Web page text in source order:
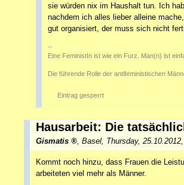
sie würden nix im Haushalt tun. Ich
nachdem ich alles lieber alleine
gut organisiert, der muss sich nicht
--
Eine FeministIn ist wie ein Furz. Man(n) ist
Die führende Rolle der antifeministischen
Eintrag gesperrt
Hausarbeit: Die
Gismatis Basel Thursday,
Kommt noch hinzu, dass Frauen die
arbeiteten viel mehr als Männer.